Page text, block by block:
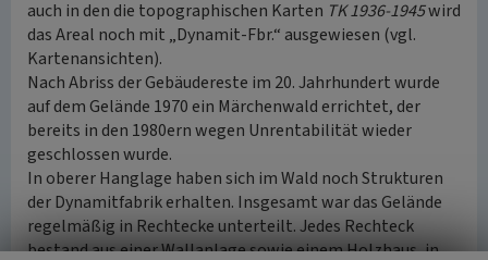
auch in den die topographischen Karten TK 1936-1945wird
das Areal noch mit „Dynamit-Fbr.“ ausgewiesen (vgl.
Kartenansichten).
Nach Abriss der Gebäudereste im 20. Jahrhundert wurde
auf dem Gelände 1970 ein Märchenwald errichtet, der
bereits in den 1980ern wegen Unrentabilität wieder
geschlossen wurde.
In oberer Hanglage haben sich im Wald noch Strukturen
der Dynamitfabrik erhalten. Insgesamt war das Gelände
regelmäßig in Rechtecke unterteilt. Jedes Rechteck
bestand aus einer Wallanlage sowie einem Holzhaus, in